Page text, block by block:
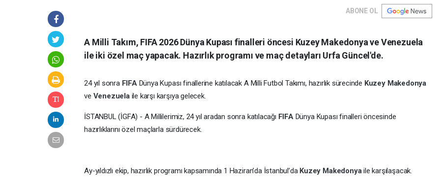
ABONE OL
A Milli Takım, FIFA 2026 Dünya Kupası finalleri öncesi Kuzey Makedonya ve Venezuela
ile iki özel maç yapacak. Hazırlık programı ve maç detayları Urfa Güncel'de.
24 yıl sonra FIFA Dünya Kupası finallerine katılacak A Milli Futbol Takımı, hazırlık sürecinde Kuzey Makedonya
ve Venezuela ile karşı karşıya gelecek.
İSTANBUL (İGFA) - A Millilerimiz, 24 yıl aradan sonra katılacağı FIFA Dünya Kupası finalleri öncesinde
hazırlıklarını özel maçlarla sürdürecek.
Ay-yıldızlı ekip, hazırlık programı kapsamında 1 Haziran’da İstanbul’da Kuzey Makedonyaile karşılaşacak.